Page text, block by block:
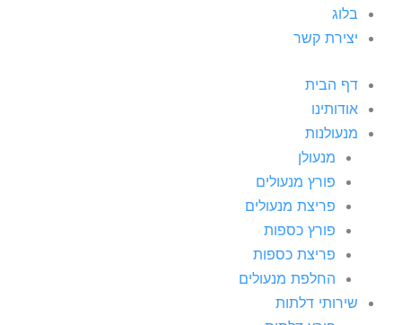
בלוג
יצירת קשר
דף הבית
אודותינו
מנעולנות
מנעולן
פורץ מנעולים
פריצת מנעולים
פורץ כספות
פריצת כספות
החלפת מנעולים
שירותי דלתות